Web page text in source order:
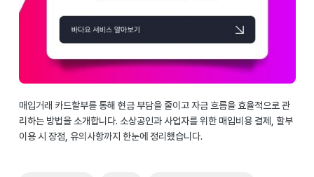
매입거래 카드할부를 통해 현금 부담을 줄이고 자금 흐름을 효율적으로 관
리하는 방법을 소개합니다. 소상공인과 사업자를 위한 매입비용 결제, 할부
이용 시 장점, 유의사항까지 한눈에 정리했습니다.